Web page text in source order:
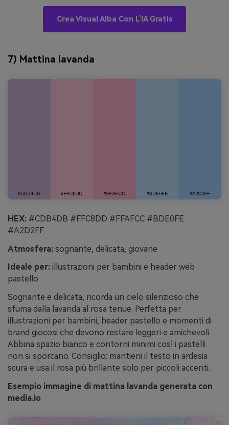
Crea Visual Alba Con L’IA Gratis
7) Mattina lavanda
HEX: #CDB4DB #FFC8DD #FFAFCC #BDE0FE
#A2D2FF
Atmosfera: sognante, delicata, giovane
Ideale per: illustrazioni per bambini e header web
pastello
Sognante e delicata, ricorda un cielo silenzioso che
sfuma dalla lavanda al rosa tenue. Perfetta per
illustrazioni per bambini, header pastello e momenti di
brand giocosi che devono restare leggeri e amichevoli.
Abbina spazio bianco e contorni minimi così i pastelli
non si sporcano. Consiglio: mantieni il testo in ardesia
scura e usa il rosa più brillante solo per piccoli accenti.
Esempio immagine di mattina lavanda generata con
media.io